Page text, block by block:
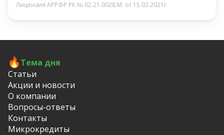
Лицензия АРРФР РК № 02.21.0028.M. от 15.03.2021г
Тема дня
Статьи
Акции и новости
О компании
Вопросы-ответы
Контакты
Микрокредиты